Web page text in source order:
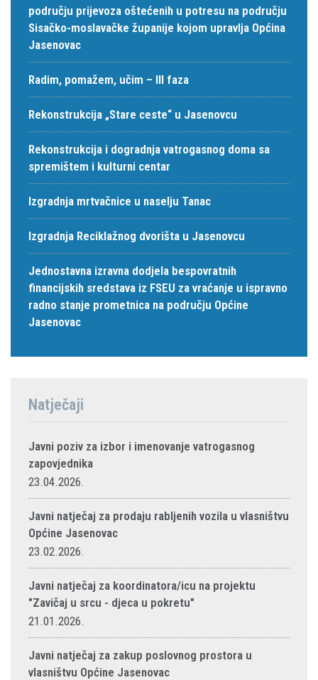
području prijevoza oštećenih u potresu na području
Sisačko-moslavačke županije kojom upravlja Općina
Jasenovac
Radim, pomažem, učim – III faza
Rekonstrukcija „Stare ceste“ u Jasenovcu
Rekonstrukcija i dogradnja vatrogasnog doma sa
spremištem i kulturni centar
Izgradnja mrtvačnice u naselju Tanac
Izgradnja Reciklažnog dvorišta u Jasenovcu
Jednostavna izravna dodjela bespovratnih
financijskih sredstava iz FSEU za vraćanje u ispravno
radno stanje prometnica na području Općine
Jasenovac
Natječaji
Javni poziv za izbor i imenovanje vatrogasnog
zapovjednika
23.04.2026.
Javni natječaj za prodaju rabljenih vozila u vlasništvu
Općine Jasenovac
23.02.2026.
Javni natječaj za koordinatora/icu na projektu
"Zavičaj u srcu - djeca u pokretu"
21.01.2026.
Javni natječaj za zakup poslovnog prostora u
vlasništvu Općine Jasenovac